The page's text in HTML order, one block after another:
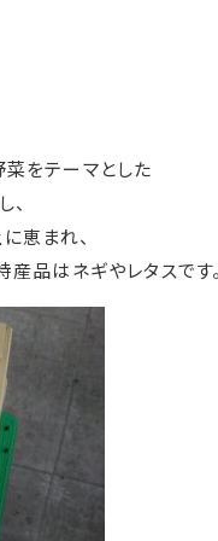
菜をテーマとした
恵まれ、
産品はネギやレタスです